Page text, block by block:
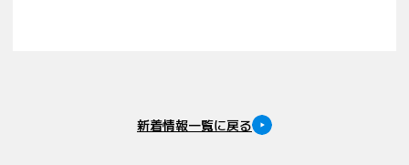
新着情報一覧に戻る